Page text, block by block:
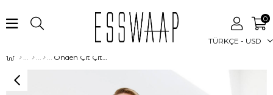
TÜRKÇE - USD
0
Önden Çıt Çıt Kapamalı Uzun Ceket Pantolon Takım Siyah